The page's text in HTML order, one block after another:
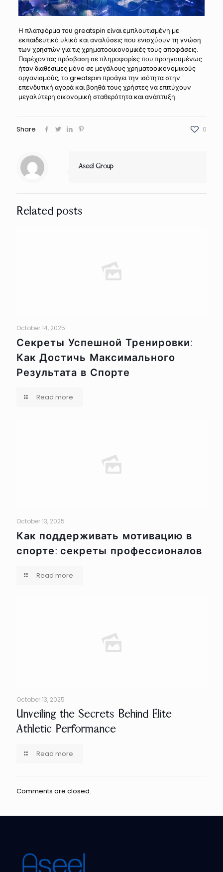
Η πλατφόρμα του greatspin είναι εμπλουτισμένη με
εκπαιδευτικό υλικό και αναλύσεις που ενισχύουν τη γνώση
των χρηστών για τις χρηματοοικονομικές τους αποφάσεις.
Παρέχοντας πρόσβαση σε πληροφορίες που προηγουμένως
ήταν διαθέσιμες μόνο σε μεγάλους χρηματοοικονομικούς
οργανισμούς, το greatspin προάγει την ισότητα στην
επενδυτική αγορά και βοηθά τους χρήστες να επιτύχουν
μεγαλύτερη οικονομική σταθερότητα και ανάπτυξη.
Share 0
Aseel Group
Related posts
October 14, 2025
Секреты Успешной Тренировки:
Как Достичь Максимального
Результата в Спорте
Read more
October 13, 2025
Как поддерживать мотивацию в
спорте: секреты профессионалов
Read more
October 13, 2025
Unveiling the Secrets Behind Elite
Athletic Performance
Read more
Comments are closed.